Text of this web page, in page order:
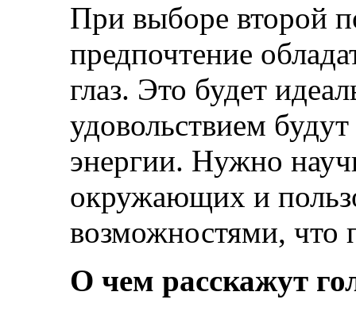
При выборе второй
предпочтение
глаз. Это будет
удовольствием
энергии. Нужно
окружающих и
возможностями, что
О чем расскажут